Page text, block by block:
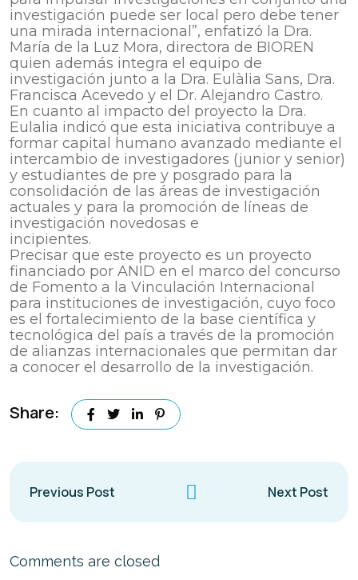
investigación puede ser local pero debe tener
una mirada internacional”, enfatizó la Dra.
María de la Luz Mora, directora de BIOREN
quien además integra el equipo de
investigación junto a la Dra. Eulàlia Sans, Dra.
Francisca Acevedo y el Dr. Alejandro Castro.
En cuanto al impacto del proyecto la Dra.
Eulalia indicó que esta iniciativa contribuye a
formar capital humano avanzado mediante el
intercambio de investigadores (junior y senior)
y estudiantes de pre y posgrado para la
consolidación de las áreas de investigación
actuales y para la promoción de líneas de
investigación novedosas e
incipientes.
Precisar que este proyecto es un proyecto
financiado por ANID en el marco del concurso
de Fomento a la Vinculación Internacional
para instituciones de investigación, cuyo foco
es el fortalecimiento de la base científica y
tecnológica del país a través de la promoción
de alianzas internacionales que permitan dar
a conocer el desarrollo de la investigación.
Share:
Previous Post Next Post
Comments are closed